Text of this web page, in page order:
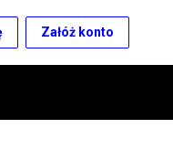
Załóż konto